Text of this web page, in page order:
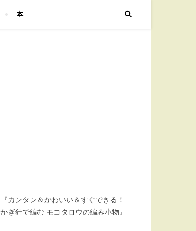
本
『カンタン＆かわいい＆すぐできる！
かぎ針で編む モコタロウの編み小物』